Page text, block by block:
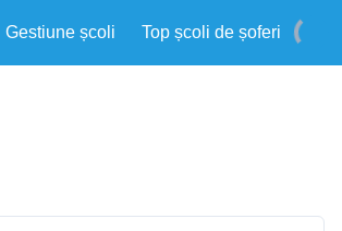
Gestiune școli Top școli de șoferi